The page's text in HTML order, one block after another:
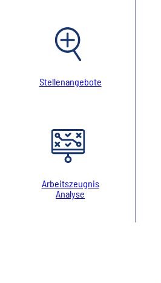
Stellenangebote
Arbeitszeugnis
Analyse